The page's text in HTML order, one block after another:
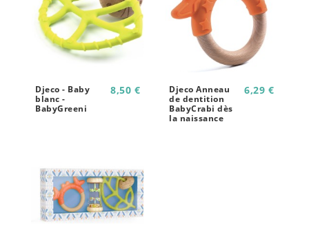
Djeco - Baby
blanc -
BabyGreeni
8,50 €
Djeco Anneau
de dentition
BabyCrabi dès
la naissance
6,29 €